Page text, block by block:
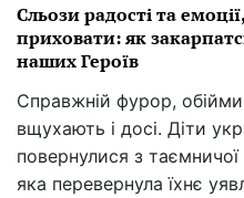
Сльози радості та
приховати: як
наших Героїв
Справжній фурор,
вщухають і досі. Діти
повернулися з
яка перевернула їхнє